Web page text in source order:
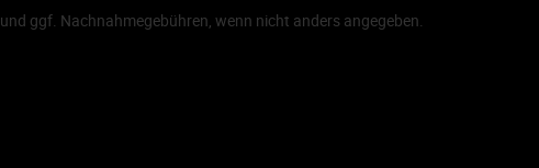
und ggf. Nachnahmegebühren, wenn nicht anders angegeben.